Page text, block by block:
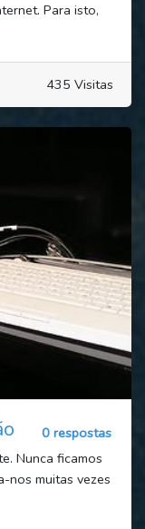
Para isto,
435 Visitas
0 respostas
Nunca ficamos
nos muitas vezes